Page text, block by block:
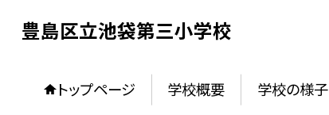
豊島区立池袋第三小学校
トップページ 学校概要 学校の様子